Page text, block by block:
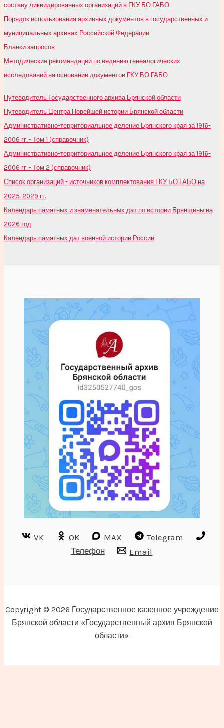
составу ликвидированных организаций в ГКУ БО ГАБО
Порядок использования архивных документов в государственных и
муниципальных архивах Российской Федерации
Бланки запросов
Методические рекомендации по ведению генеалогических
исследований на основании документов ГКУ БО ГАБО
Путеводитель Государственного архива Брянской области
Путеводитель Центра Новейшей истории Брянской области
Административно-территориальное деление Брянского края за 1916-
2006 гг. - Том 1 (справочник)
Административно-территориальное деление Брянского края за 1916-
2006 гг. - Том 2 (справочник)
Список организаций - источников комплектования ГКУ БО ГАБО на
2025-2029 гг.
Календарь памятных и знаменательных дат по истории Брянщины на
2026 год
Календарь памятных дат военной истории России
VK OK MAX
Telegram
Телефон
Email
Copyright © 2026 Государственное казенное учреждение
Брянской области «Государственный архив Брянской
области»